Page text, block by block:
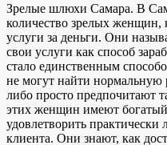
Зрелые шлюхи Самара. В
количество зрелых
услуги за деньги. Они
свои услуги как способ
стало единственным
не могут найти нормальную
либо просто предпочитают
этих женщин имеют богатый
удовлетворить практически
клиента. Они знают, как